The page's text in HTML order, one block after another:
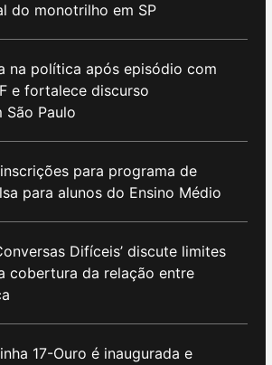
do monotrilho em SP
na política após episódio com
e fortalece discurso
São Paulo
para programa de
para alunos do Ensino Médio
Difíceis’ discute limites
cobertura da relação entre
17-Ouro é inaugurada e